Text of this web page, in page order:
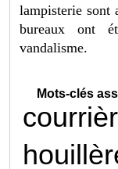
lampisterie sont
bureaux ont
vandalisme.
Mots-clés